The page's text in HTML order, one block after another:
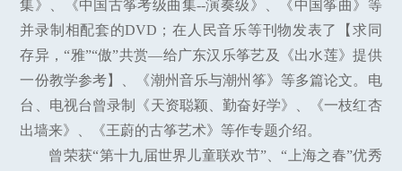
集》、《中国古筝考级曲集--演奏级》、《中国筝曲》等
并录制相配套的DVD；在人民音乐等刊物发表了【求同
存异，“雅”“傲”共赏—给广东汉乐筝艺及《出水莲》提供
一份教学参考】、《潮州音乐与潮州筝》等多篇论文。电
台、电视台曾录制《天资聪颖、勤奋好学》、《一枝红杏
出墙来》、《王蔚的古筝艺术》等作专题介绍。
曾荣获“第十九届世界儿童联欢节”、“上海之春”优秀